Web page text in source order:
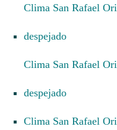
Clima San Rafael Oriente 6 febrero 2026 cielo
despejado
Clima San Rafael Oriente 5 febrero 2026 cielo
despejado
Clima San Rafael